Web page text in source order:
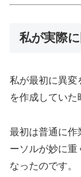
私が実際
私が最初に異変
を作成していた
最初は普通に作
ーソルが妙に重
なったのです。